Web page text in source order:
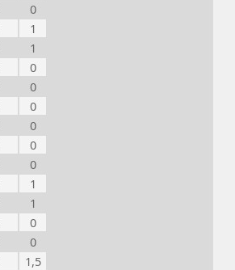
0
1
1
0
0
0
0
0
0
1
1
0
0
1,5